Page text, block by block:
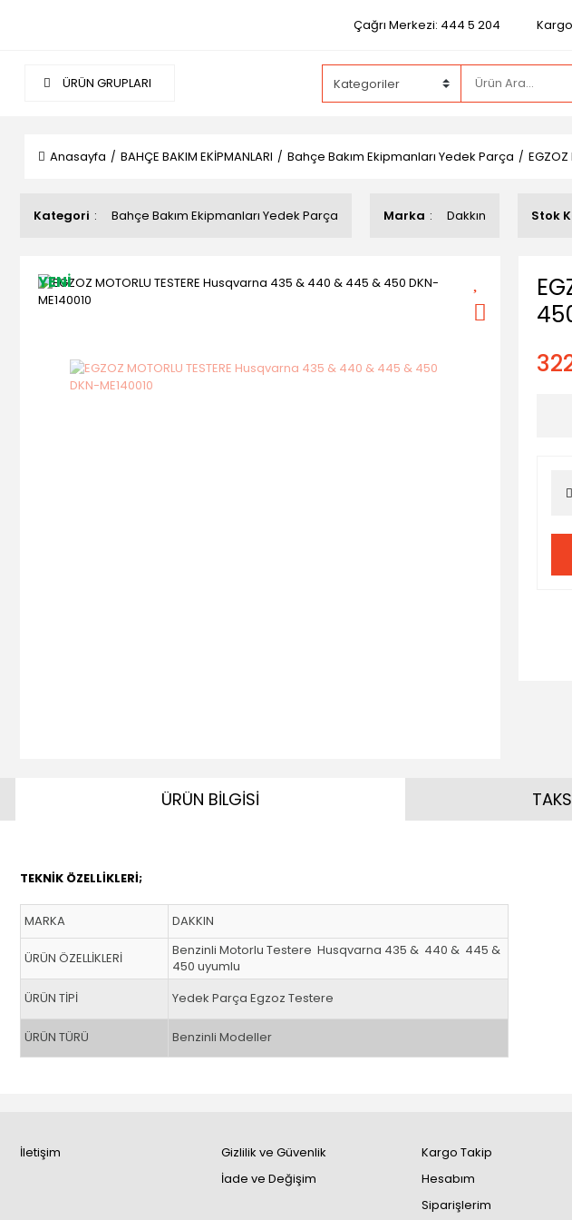
Çağrı Merkezi: 444 5 204
ÜRÜN GRUPLARI
Anasayfa BAHÇE BAKIM EKİPMANLARI Bahçe Bakım Ekipmanları Yedek Parça
Kategori Bahçe Bakım Ekipmanları Yedek Parça Marka Dakkın Stok
YENİ
ÜRÜN BİLGİSİ
TEKNİK ÖZELLİKLERİ;
MARKA DAKKIN
ÜRÜN ÖZELLİKLERİ
Benzinli Motorlu Testere Husqvarna 435 & 440 & 445 &
450 uyumlu
ÜRÜN TİPİ
Yedek Parça Egzoz Testere
ÜRÜN TÜRÜ Benzinli Modeller
İletişim
Gizlilik ve Güvenlik
İade ve Değişim
Kargo Takip
Hesabım
Siparişlerim